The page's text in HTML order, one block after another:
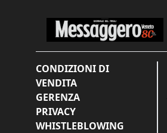
CONDIZIONI DI
VENDITA
GERENZA
PRIVACY
WHISTLEBLOWING